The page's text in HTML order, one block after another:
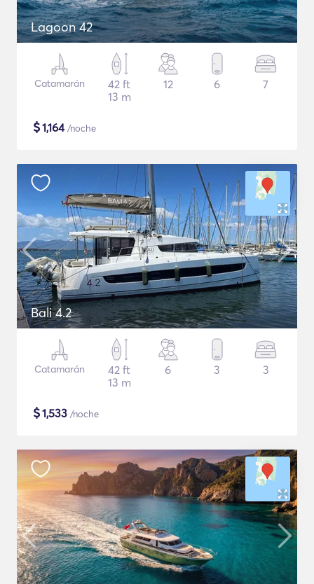
Lagoon 42
Catamarán
42 ft
13 m
12 6 7
$1,164/noche
Bali 4.2
Catamarán
42 ft
13 m
6 3 3
$1,533 /noche